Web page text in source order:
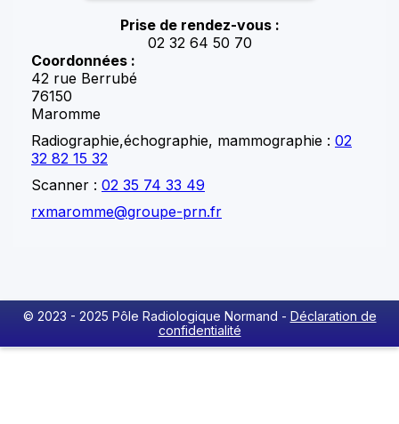
Prise de rendez-vous :
02 32 64 50 70
Coordonnées :
42 rue Berrubé
76150
Maromme
Radiographie,échographie, mammographie : 02
32 82 15 32
Scanner : 02 35 74 33 49
rxmaromme@groupe-prn.fr
© 2023 - 2025 Pôle Radiologique Normand - Déclaration de
confidentialité